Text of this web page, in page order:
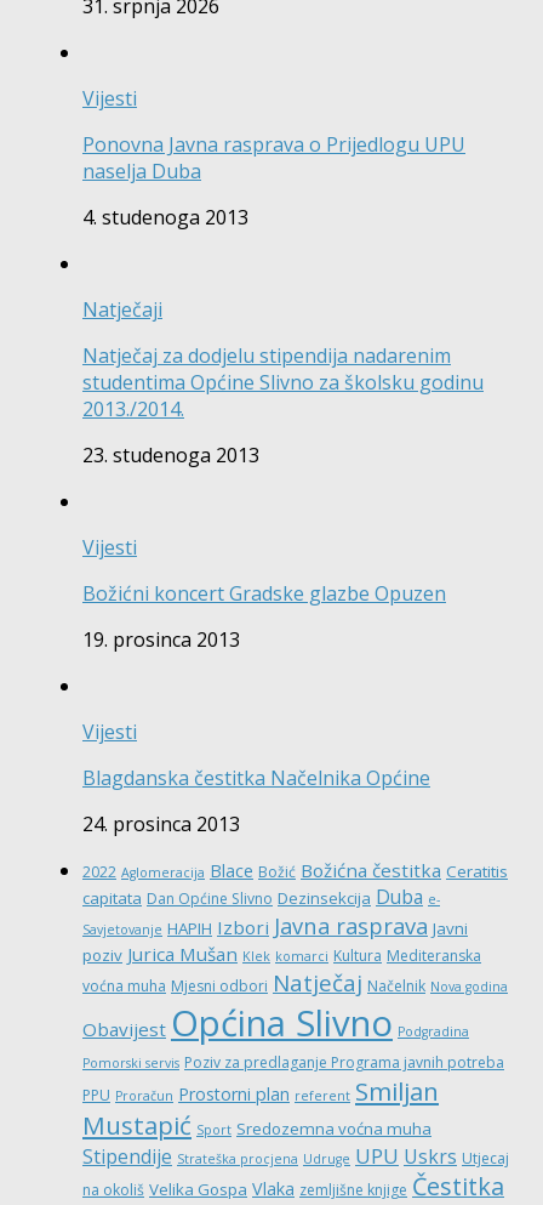
31. srpnja 2026
Vijesti
Ponovna Javna rasprava o Prijedlogu UPU
naselja Duba
4. studenoga 2013
Natječaji
Natječaj za dodjelu stipendija nadarenim
studentima Općine Slivno za školsku godinu
2013./2014.
23. studenoga 2013
Vijesti
Božićni koncert Gradske glazbe Opuzen
19. prosinca 2013
Vijesti
Blagdanska čestitka Načelnika Općine
24. prosinca 2013
2022 Aglomeracija Blace Božić Božićna čestitka Ceratitis
capitata Dan Općine Slivno Dezinsekcija Duba e-
Savjetovanje HAPIH Izbori Javna rasprava Javni
poziv Jurica Mušan Klek komarci Kultura Mediteranska
voćna muha Mjesni odbori Natječaj Načelnik Nova godina
Obavijest Općina Slivno Podgradina
Pomorski servis Poziv za predlaganje Programa javnih potreba
PPU Proračun Prostorni plan referent Smiljan
Mustapić Sport Sredozemna voćna muha
Stipendije Strateška procjena Udruge UPU Uskrs Utjecaj
na okoliš Velika Gospa Vlaka zemljišne knjige Čestitka